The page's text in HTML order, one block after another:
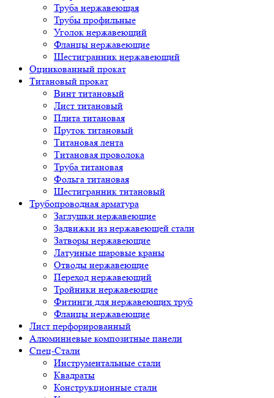
Труба нержавеющая
Трубы профильные
Уголок нержавеющий
Фланцы нержавеющие
Шестигранник нержавеющий
Оцинкованный прокат
Титановый прокат
Винт титановый
Лист титановый
Плита титановая
Пруток титановый
Титановая лента
Титановая проволока
Труба титановая
Фольга титановая
Шестигранник титановый
Трубопроводная арматура
Заглушки нержавеющие
Задвижки из нержавеющей стали
Затворы нержавеющие
Латунные шаровые краны
Отводы нержавеющие
Переход нержавеющий
Тройники нержавеющие
Фитинги для нержавеющих труб
Фланцы нержавеющие
Лист перфорированный
Алюминиевые композитные панели
Спец-Стали
Инструментальные стали
Квадраты
Конструкционные стали